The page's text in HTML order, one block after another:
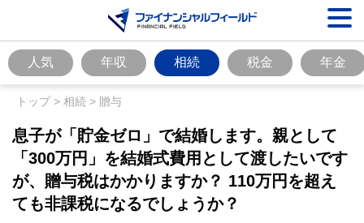
人気 年収 相続 税金 年金
トップ> 相続 > 贈与
息子が「貯金ゼロ」で結婚します。親として
「300万円」を結婚式費用として渡したいです
が、贈与税はかかりますか？ 110万円を超え
ても非課税になるでしょうか？